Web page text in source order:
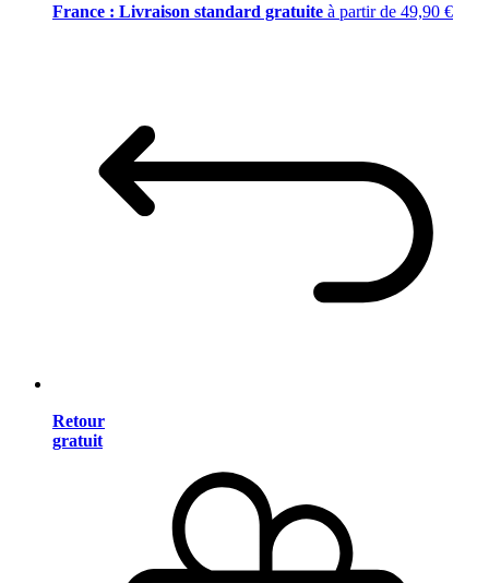
France : Livraison standard gratuite à partir de 49,90 €
Retour
gratuit